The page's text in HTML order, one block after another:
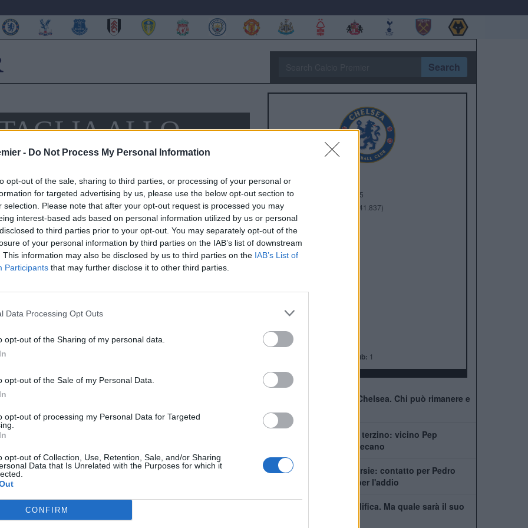
- Do Not Process My Personal Information
opt-out of the sale, sharing to third parties, or processing of your personal or
for targeted advertising by us, please use the below opt-out section to
selection. Please note that after your opt-out request is processed you may
interest-based ads based on personal information utilized by us or personal
to third parties prior to your opt-out. You may separately opt-out of the
of your personal information by third parties on the IAB’s list of downstream
This information may also be disclosed by us to third parties on the IAB’s List of
Participants that may further disclose it to other third parties.
Data Processing Opt Outs
opt-out of the Sharing of my personal data.
opt-out of the Sale of my Personal Data.
opt-out of processing my Personal Data for Targeted
opt-out of Collection, Use, Retention, Sale, and/or Sharing
Data that Is Unrelated with the Purposes for which it
CONFIRM
Search
ALLO
online del Daily Mirror
concluderà la sua esperienza al
I rumors britannici parlano di un approdo ai blues con
per due anni, ma forse è solo gossip. Quel che è
dall’inserimento del
Anno di Fondazione: 1905
Stadio: Stamford Bridge (41.837)
Città:Londra
Presidente:
Manager:
FA Cup:8
FA Community Shield:
Champions League:
Supercoppa Europea:
Coppa del Mondo per Club: 1
41 giocatori in rosa al Chelsea. Chi può rimanere e
chi partirà
Chelsea, ecco il nuovo terzino: vicino Pep
Chavarría dal Rayo Vallecano
City scatenato sulle corsie: contatto per Pedro
Neto, Savinho spinge per l'addio
Mudryk, stop alla squalifica. Ma quale sarà il suo